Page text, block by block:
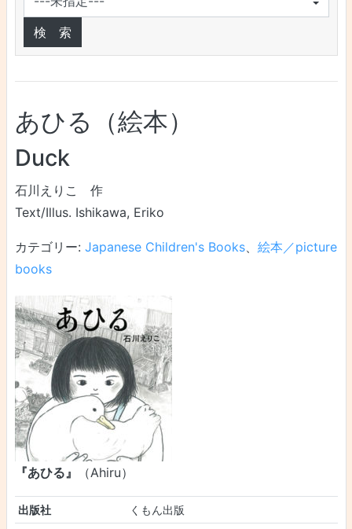
あひる（絵本）
Duck
石川えりこ 作
Text/Illus. Ishikawa, Eriko
カテゴリー: Japanese Children's Books、 絵本／picture
books
『あひる』 （Ahiru）
出版社
くもん出版